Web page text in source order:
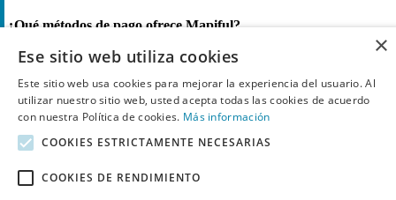
¿Qué métodos de pago ofrece Mapiful?
Descubre Mapiful: puedes pedir posters en outlet o con código de
descuento, y aprovechar envíos desde 5€ con pedido mínimo.
Tienes a tu disposición American Express, Apple Pay, Google Pay,
Klarna, Mastercard, Sofortbanking y Visa. Pagar con estos métodos
te aporta rapidez y seguridad, posibilidad de pago a plazos con
Klarna, verificación rápida y mayor comodidad sin escribir datos
repetidamente.
¿Hay envíos gratuitos en compras en Mapiful?
×
Ese sitio web utiliza cookies
Este sitio web usa cookies para mejorar la experiencia del usuario. Al
utilizar nuestro sitio web, usted acepta todas las cookies de acuerdo
con nuestra Política de cookies. Más información
COOKIES ESTRICTAMENTE NECESARIAS
COOKIES DE RENDIMIENTO